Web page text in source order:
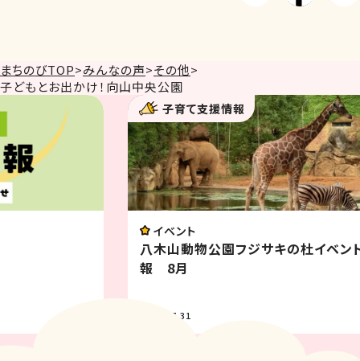
まちのびTOP>みんなの声>その他>
子どもとお出かけ！向山中央公園
子育て支援情報
八木山動物公園フジサキの杜イベント情